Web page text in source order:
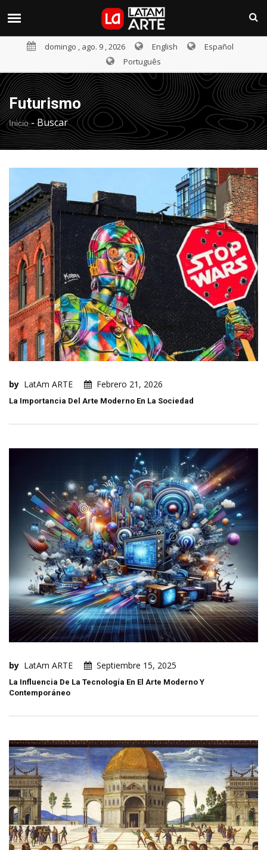
domingo , ago. 9 , 2026 English
Español
Português
Futurismo
Inicio-Buscar
by LatAm ARTE Febrero 21, 2026
La Importancia Del Arte Moderno En La Sociedad
by LatAm ARTE Septiembre 15, 2025
La Influencia De La Tecnología En El Arte Moderno Y
Contemporáneo